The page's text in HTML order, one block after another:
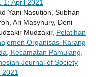
1: April 2021
Yani Nasution, Subhan
Ari Masyhury, Deni
Mudzakir, Pelatihan
Organisasi Karang
Kecamatan Pamulang,
Journal of Society
2021